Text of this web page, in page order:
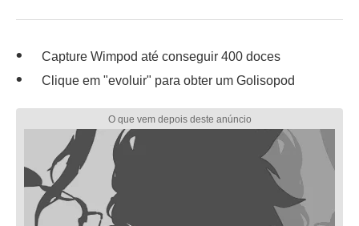
Capture Wimpod até conseguir 400 doces
Clique em "evoluir" para obter um Golisopod